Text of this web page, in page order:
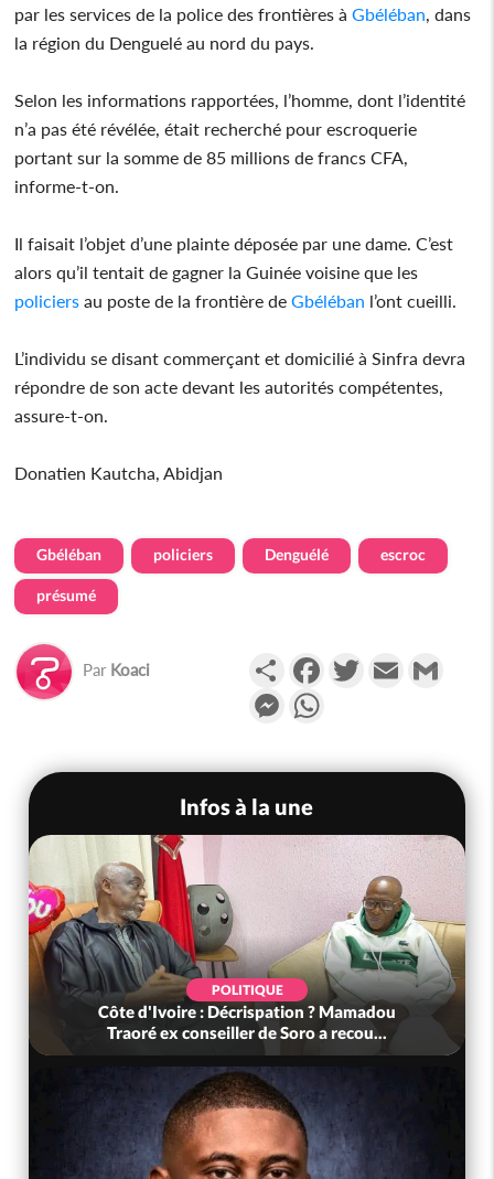
par les services de la police des frontières àGbéléban , dans
la région du Denguelé au nord du pays.
Selon les informations rapportées, l’homme, dont l’identité
n’a pas été révélée, était recherché pour escroquerie
portant sur la somme de 85 millions de francs CFA,
informe-t-on.
Il faisait l’objet d’une plainte déposée par une dame. C’est
alors qu’il tentait de gagner la Guinée voisine que les
policiers au poste de la frontière deGbéléban l’ont cueilli.
L’individu se disant commerçant et domicilié à Sinfra devra
répondre de son acte devant les autorités compétentes,
assure-t-on.
Donatien Kautcha, Abidjan
Gbéléban policiers Denguélé escroc
présumé
Par Koaci PartagerFacebookTwitterEmail
Messenger
Infos à la une
POLITIQUE
Côte d'Ivoire : Décrispation ? Mamadou
Traoré ex conseiller de Soro a recou...